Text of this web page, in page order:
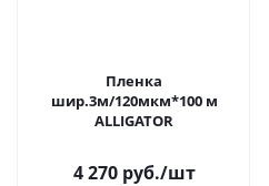
Пленка
шир.3м/120мкм*100 м
ALLIGATOR
4 270 руб./шт